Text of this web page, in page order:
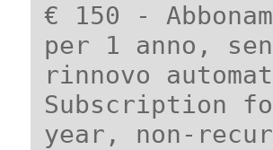
€ 150 -
per 1 anno,
rinnovo
Subscription
year, non-